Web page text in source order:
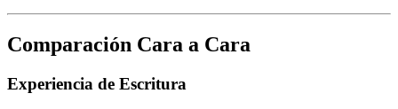
Comparación Cara a Cara
Experiencia de Escritura